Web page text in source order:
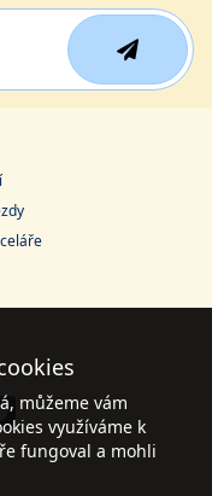
můžeme vám
využíváme k
fungoval a mohli